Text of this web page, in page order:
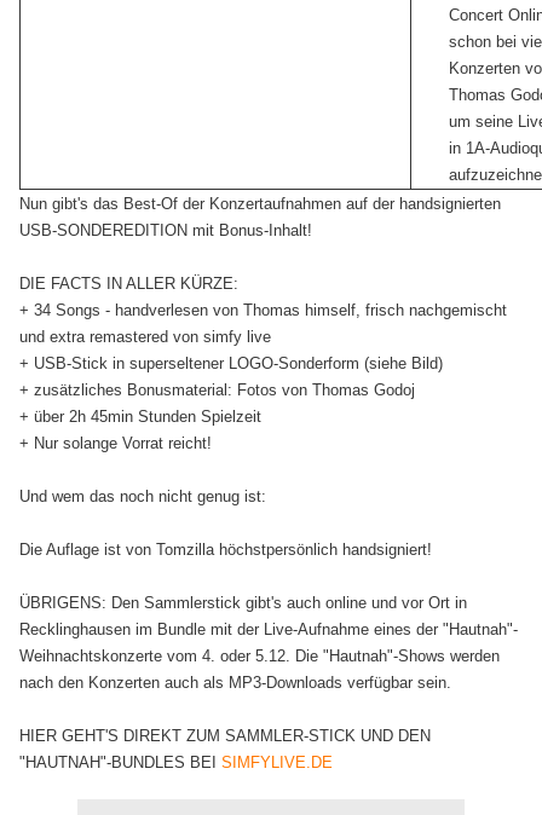
Concert
schon bei
Konzerten
Thomas
um seine
in 1A-
Nun gibt's das Best-Of der Konzertaufnahmen auf der handsignierten
USB-SONDEREDITION mit Bonus-Inhalt!
DIE FACTS IN ALLER KÜRZE:
+ 34 Songs - handverlesen von Thomas himself, frisch nachgemischt
und extra remastered von simfy live
+ USB-Stick in superseltener LOGO-Sonderform (siehe Bild)
+ zusätzliches Bonusmaterial: Fotos von Thomas Godoj
+ über 2h 45min Stunden Spielzeit
+ Nur solange Vorrat reicht!
Und wem das noch nicht genug ist:
Die Auflage ist von Tomzilla höchstpersönlich handsigniert!
ÜBRIGENS: Den Sammlerstick gibt's auch online und vor Ort in
Recklinghausen im Bundle mit der Live-Aufnahme eines der "Hautnah"-
Weihnachtskonzerte vom 4. oder 5.12. Die "Hautnah"-Shows werden
nach den Konzerten auch als MP3-Downloads verfügbar sein.
HIER GEHT'S DIREKT ZUM SAMMLER-STICK UND DEN
"HAUTNAH"-BUNDLES BEI SIMFYLIVE.DE